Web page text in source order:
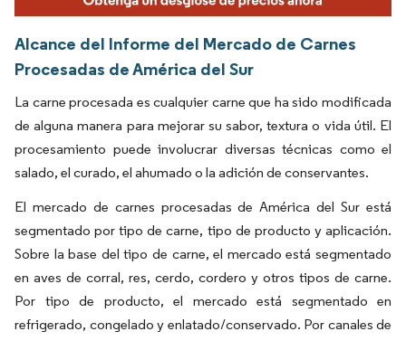
Alcance del Informe del Mercado de Carnes
Procesadas de América del Sur
La carne procesada es cualquier carne que ha sido modificada
de alguna manera para mejorar su sabor, textura o vida útil. El
procesamiento puede involucrar diversas técnicas como el
salado, el curado, el ahumado o la adición de conservantes.
El mercado de carnes procesadas de América del Sur está
segmentado por tipo de carne, tipo de producto y aplicación.
Sobre la base del tipo de carne, el mercado está segmentado
en aves de corral, res, cerdo, cordero y otros tipos de carne.
Por tipo de producto, el mercado está segmentado en
refrigerado, congelado y enlatado/conservado. Por canales de